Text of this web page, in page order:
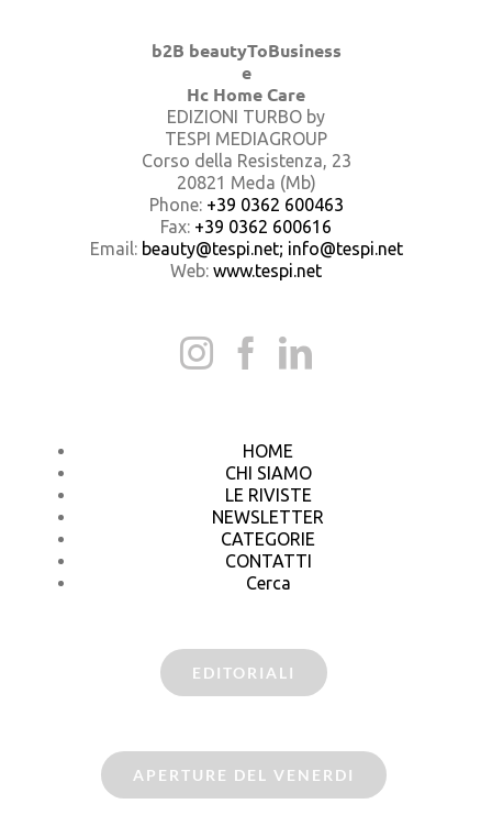
b2B beautyToBusiness
e
Hc Home Care
EDIZIONI TURBO by
TESPI MEDIAGROUP
Corso della Resistenza, 23
20821 Meda (Mb)
Phone: +39 0362 600463
Fax: +39 0362 600616
Email: beauty@tespi.net; info@tespi.net
Web: www.tespi.net
HOME
CHI SIAMO
LE RIVISTE
NEWSLETTER
CATEGORIE
CONTATTI
Cerca
EDITORIALI
APERTURE DEL VENERDI